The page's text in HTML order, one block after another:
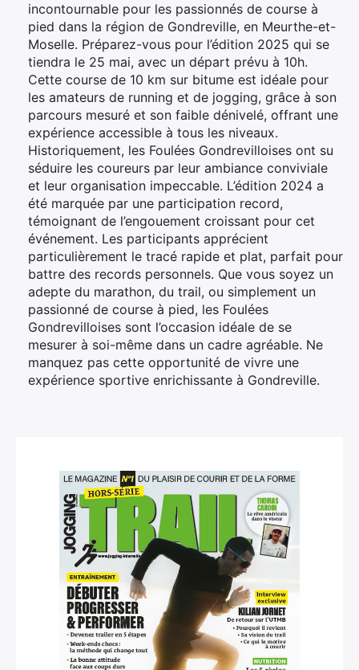
incontournable pour les passionnés de course à
pied dans la région de Gondreville, en Meurthe-et-
Moselle. Préparez-vous pour l’édition 2025 qui se
tiendra le 25 mai, avec un départ prévu à 10h.
Cette course de 10 km sur bitume est idéale pour
les amateurs de running et de jogging, grâce à son
parcours mesuré et son faible dénivelé, offrant une
expérience accessible à tous les niveaux.
Historiquement, les Foulées Gondrevilloises ont su
séduire les coureurs par leur ambiance conviviale
et leur organisation impeccable. L’édition 2024 a
été marquée par une participation record,
témoignant de l’engouement croissant pour cet
événement. Les participants apprécient
particulièrement le tracé rapide et plat, parfait pour
battre des records personnels. Que vous soyez un
adepte du marathon, du trail, ou simplement un
passionné de course à pied, les Foulées
Gondrevilloises sont l’occasion idéale de se
mesurer à soi-même dans un cadre agréable. Ne
manquez pas cette opportunité de vivre une
expérience sportive enrichissante à Gondreville.